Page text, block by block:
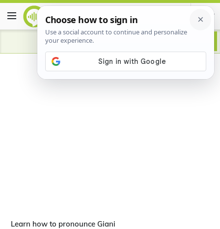
Advertisement
Learn how to pronounce Giani